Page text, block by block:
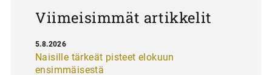
Viimeisimmät artikkelit
Naisille tärkeät pisteet elokuun
ensimmäisestä
5.8.2026